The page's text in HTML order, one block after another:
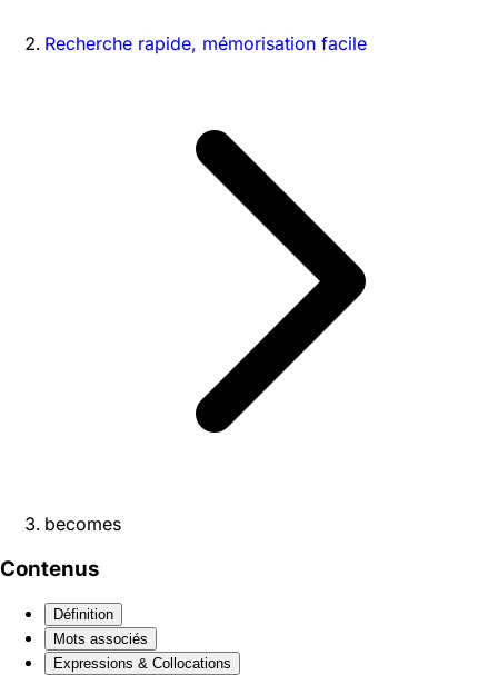
Recherche rapide, mémorisation facile
becomes
Contenus
Définition
Mots associés
Expressions & Collocations